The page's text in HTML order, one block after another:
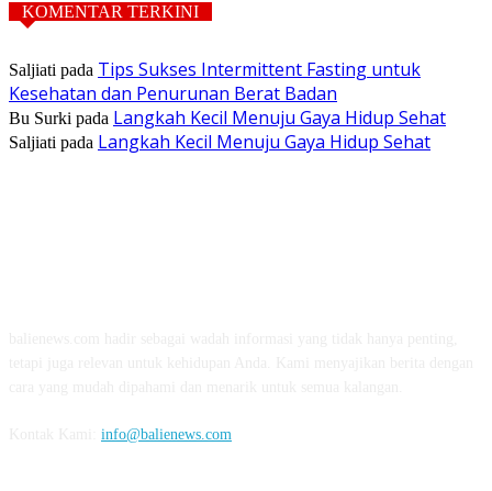
KOMENTAR TERKINI
Saljiati pada Tips Sukses Intermittent Fasting untuk
Kesehatan dan Penurunan Berat Badan
Bu Surki pada Langkah Kecil Menuju Gaya Hidup Sehat
Saljiati pada Langkah Kecil Menuju Gaya Hidup Sehat
info@balienews.com